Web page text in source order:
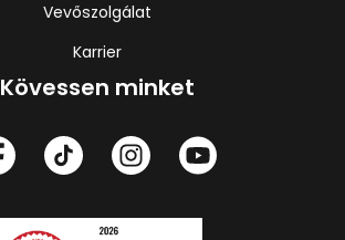
Vevőszolgálat
Karrier
Kövessen minket